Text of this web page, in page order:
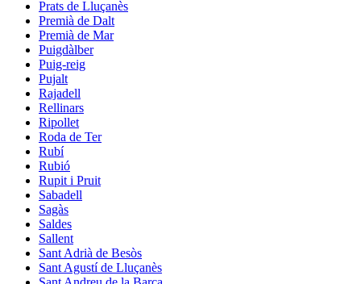
Prats de Lluçanès
Premià de Dalt
Premià de Mar
Puigdàlber
Puig-reig
Pujalt
Rajadell
Rellinars
Ripollet
Roda de Ter
Rubí
Rubió
Rupit i Pruit
Sabadell
Sagàs
Saldes
Sallent
Sant Adrià de Besòs
Sant Agustí de Lluçanès